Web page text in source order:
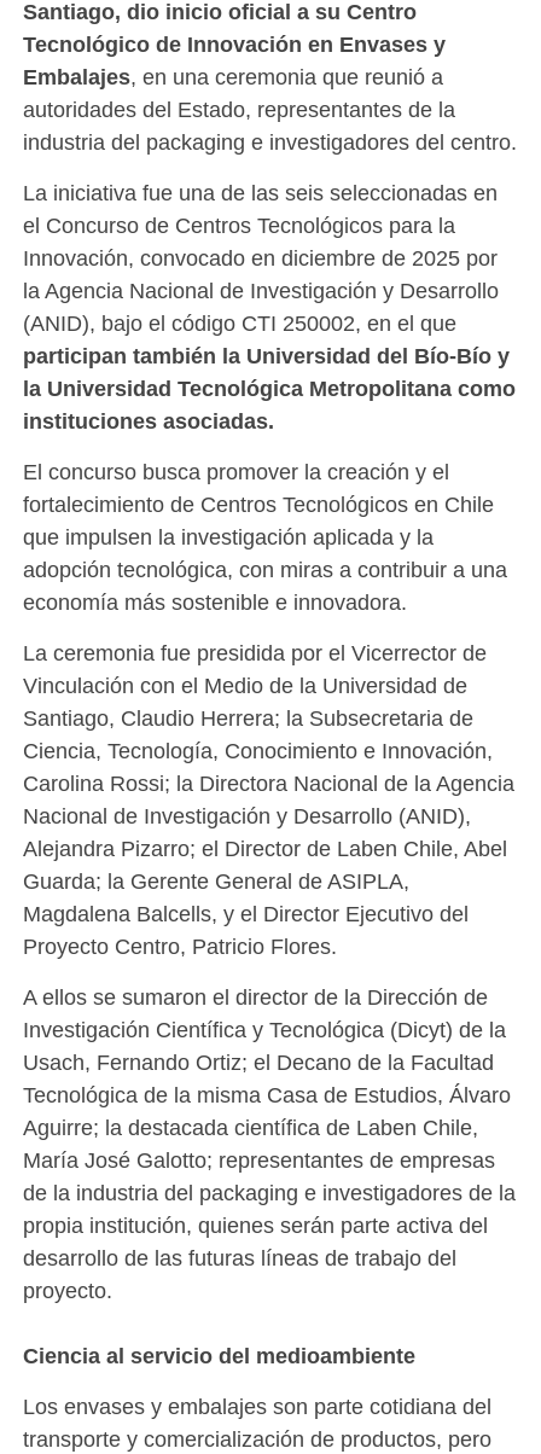
Santiago, dio inicio oficial a su Centro
Tecnológico de Innovación en Envases y
Embalajes, en una ceremonia que reunió a
autoridades del Estado, representantes de la
industria del packaging e investigadores del centro.
La iniciativa fue una de las seis seleccionadas en
el Concurso de Centros Tecnológicos para la
Innovación, convocado en diciembre de 2025 por
la Agencia Nacional de Investigación y Desarrollo
(ANID), bajo el código CTI 250002, en el que
participan también la Universidad del Bío-Bío y
la Universidad Tecnológica Metropolitana como
instituciones asociadas.
El concurso busca promover la creación y el
fortalecimiento de Centros Tecnológicos en Chile
que impulsen la investigación aplicada y la
adopción tecnológica, con miras a contribuir a una
economía más sostenible e innovadora.
La ceremonia fue presidida por el Vicerrector de
Vinculación con el Medio de la Universidad de
Santiago, Claudio Herrera; la Subsecretaria de
Ciencia, Tecnología, Conocimiento e Innovación,
Carolina Rossi; la Directora Nacional de la Agencia
Nacional de Investigación y Desarrollo (ANID),
Alejandra Pizarro; el Director de Laben Chile, Abel
Guarda; la Gerente General de ASIPLA,
Magdalena Balcells, y el Director Ejecutivo del
Proyecto Centro, Patricio Flores.
A ellos se sumaron el director de la Dirección de
Investigación Científica y Tecnológica (Dicyt) de la
Usach, Fernando Ortiz; el Decano de la Facultad
Tecnológica de la misma Casa de Estudios, Álvaro
Aguirre; la destacada científica de Laben Chile,
María José Galotto; representantes de empresas
de la industria del packaging e investigadores de la
propia institución, quienes serán parte activa del
desarrollo de las futuras líneas de trabajo del
proyecto.
Ciencia al servicio del medioambiente
Los envases y embalajes son parte cotidiana del
transporte y comercialización de productos, pero